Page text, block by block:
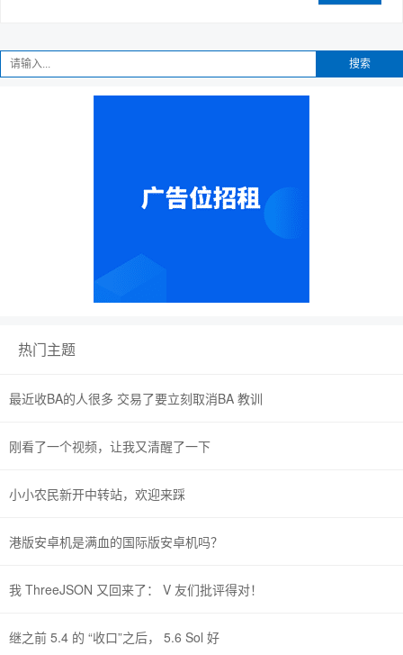
搜索
热门主题
最近收BA的人很多 交易了要立刻取消BA 教训
刚看了一个视频，让我又清醒了一下
小小农民新开中转站，欢迎来踩
港版安卓机是满血的国际版安卓机吗？
我 ThreeJSON 又回来了： V 友们批评得对！
继之前 5.4 的 “收口”之后， 5.6 Sol 好